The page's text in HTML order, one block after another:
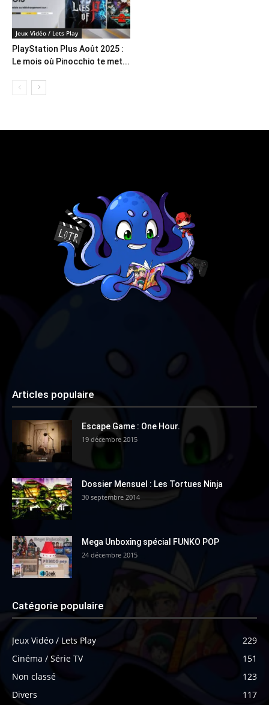
Jeux Vidéo / Lets Play
PlayStation Plus Août 2025 :
Le mois où Pinocchio te met...
Articles populaire
Escape Game : One Hour.
19 décembre 2015
Dossier Mensuel : Les Tortues Ninja
30 septembre 2014
Mega Unboxing spécial FUNKO POP
24 décembre 2015
Catégorie populaire
Jeux Vidéo / Lets Play
229
Cinéma / Série TV
151
Non classé
123
Divers
117